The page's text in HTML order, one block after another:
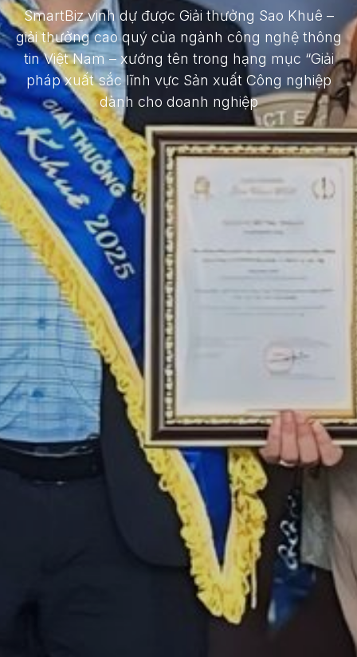
SmartBiz vinh dự được Giải thưởng Sao Khuê –
giải thưởng cao quý của ngành công nghệ thông
tin Việt Nam – xướng tên trong hạng mục “Giải
pháp xuất sắc lĩnh vực Sản xuất Công nghiệp
dành cho doanh nghiệp